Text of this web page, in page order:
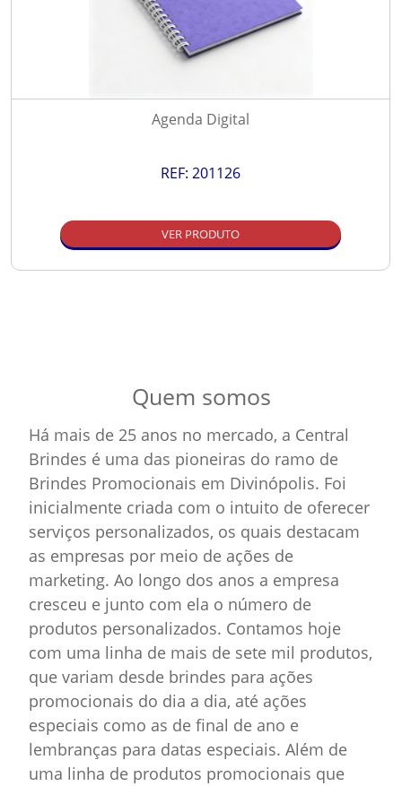
Agenda Digital
REF: 201126
VER PRODUTO
Quem somos
Há mais de 25 anos no mercado, a Central
Brindes é uma das pioneiras do ramo de
Brindes Promocionais em Divinópolis. Foi
inicialmente criada com o intuito de oferecer
serviços personalizados, os quais destacam
as empresas por meio de ações de
marketing. Ao longo dos anos a empresa
cresceu e junto com ela o número de
produtos personalizados. Contamos hoje
com uma linha de mais de sete mil produtos,
que variam desde brindes para ações
promocionais do dia a dia, até ações
especiais como as de final de ano e
lembranças para datas especiais. Além de
uma linha de produtos promocionais que